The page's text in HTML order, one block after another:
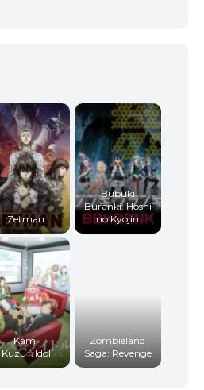
Zetman
Bubuki
Buranki: Hoshi
no Kyojin
Kami
Kuzu☆Idol
Zombieland
Saga: Revenge